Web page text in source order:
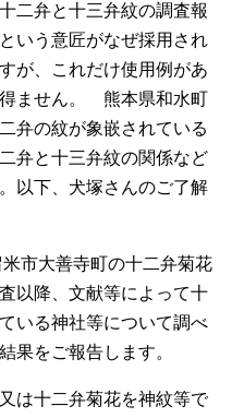
二弁と十三弁紋の調査報
いう意匠がなぜ採用され
が、これだけ使用例があ
ません。
熊本県和水町
弁の紋が象嵌されている
弁と十三弁紋の関係など
以下、犬塚さんのご了解
市大善寺町の十二弁菊花
以降、文献等によって十
いる神社等について調べ
果をご報告します。
は十二弁菊花を神紋等で